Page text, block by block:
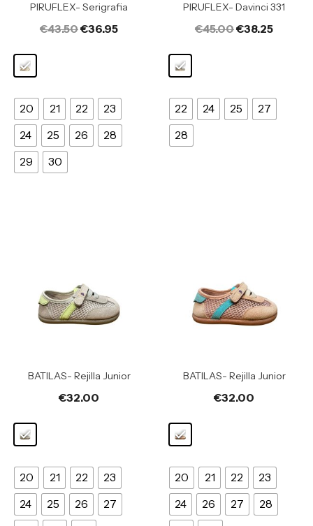
PIRUFLEX- Serigrafia
€43.50€36.95
20 21 22
23
24
25 26
28
29
30
PIRUFLEX- Davinci 331
€45.00€38.25
22 24 25
27
28
BATILAS- Rejilla Junior
€32.00
20 21 22
23
24
25 26
27
BATILAS- Rejilla Junior
€32.00
20 21 22
23
24
26 27
28